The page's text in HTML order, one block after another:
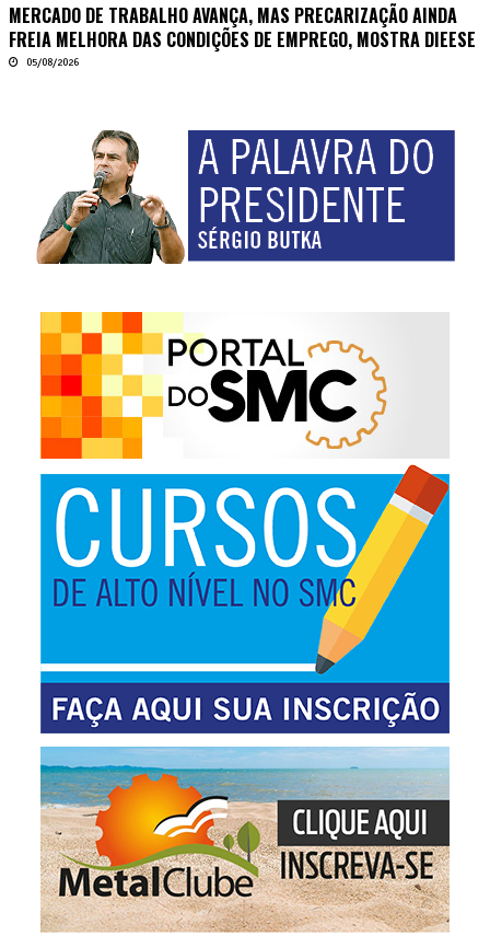
MERCADO DE TRABALHO AVANÇA, MAS PRECARIZAÇÃO AINDA
FREIA MELHORA DAS CONDIÇÕES DE EMPREGO, MOSTRA DIEESE
05/08/2026